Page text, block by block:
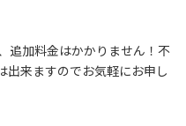
追加料金はかかりません！不
出来ますのでお気軽にお申し